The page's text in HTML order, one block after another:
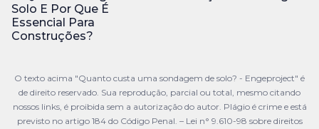
Solo E Por Que É
Essencial Para
Construções?
O texto acima "Quanto custa uma sondagem de solo? - Engeproject" é
de direito reservado. Sua reprodução, parcial ou total, mesmo citando
nossos links, é proibida sem a autorização do autor. Plágio é crime e está
previsto no artigo 184 do Código Penal. – Lei n° 9.610-98 sobre direitos